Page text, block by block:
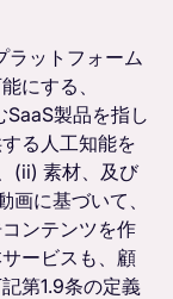
ラットフォーム
にする、
製品を指し
る人工知能を
(ii) 素材、及び
に基づいて、
ンテンツを作
ービスも、顧
第1.9条の定義